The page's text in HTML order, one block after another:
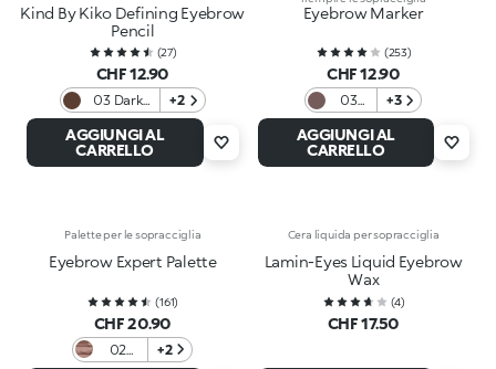
Kind By Kiko Defining Eyebrow
Pencil
(27)
CHF 12.90
03 Dark
Chocolate
+2
AGGIUNGI AL
CARRELLO
Eyebrow Marker
(253)
CHF 12.90
03
Brune
e
More
+3
AGGIUNGI AL
CARRELLO
Palette per le sopracciglia
Eyebrow Expert Palette
(161)
CHF 20.90
02
+2
Cera liquida per sopracciglia
Lamin-Eyes Liquid Eyebrow
Wax
(4)
CHF 17.50